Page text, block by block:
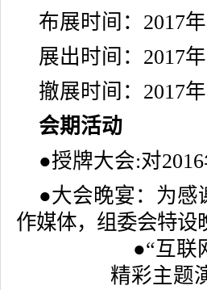
布展时间：2017
展出时间：2017
撤展时间：2017
会期活动
●授牌大会:对
●大会晚宴：为感
作媒体，组委会特设
●“互联
精彩主题